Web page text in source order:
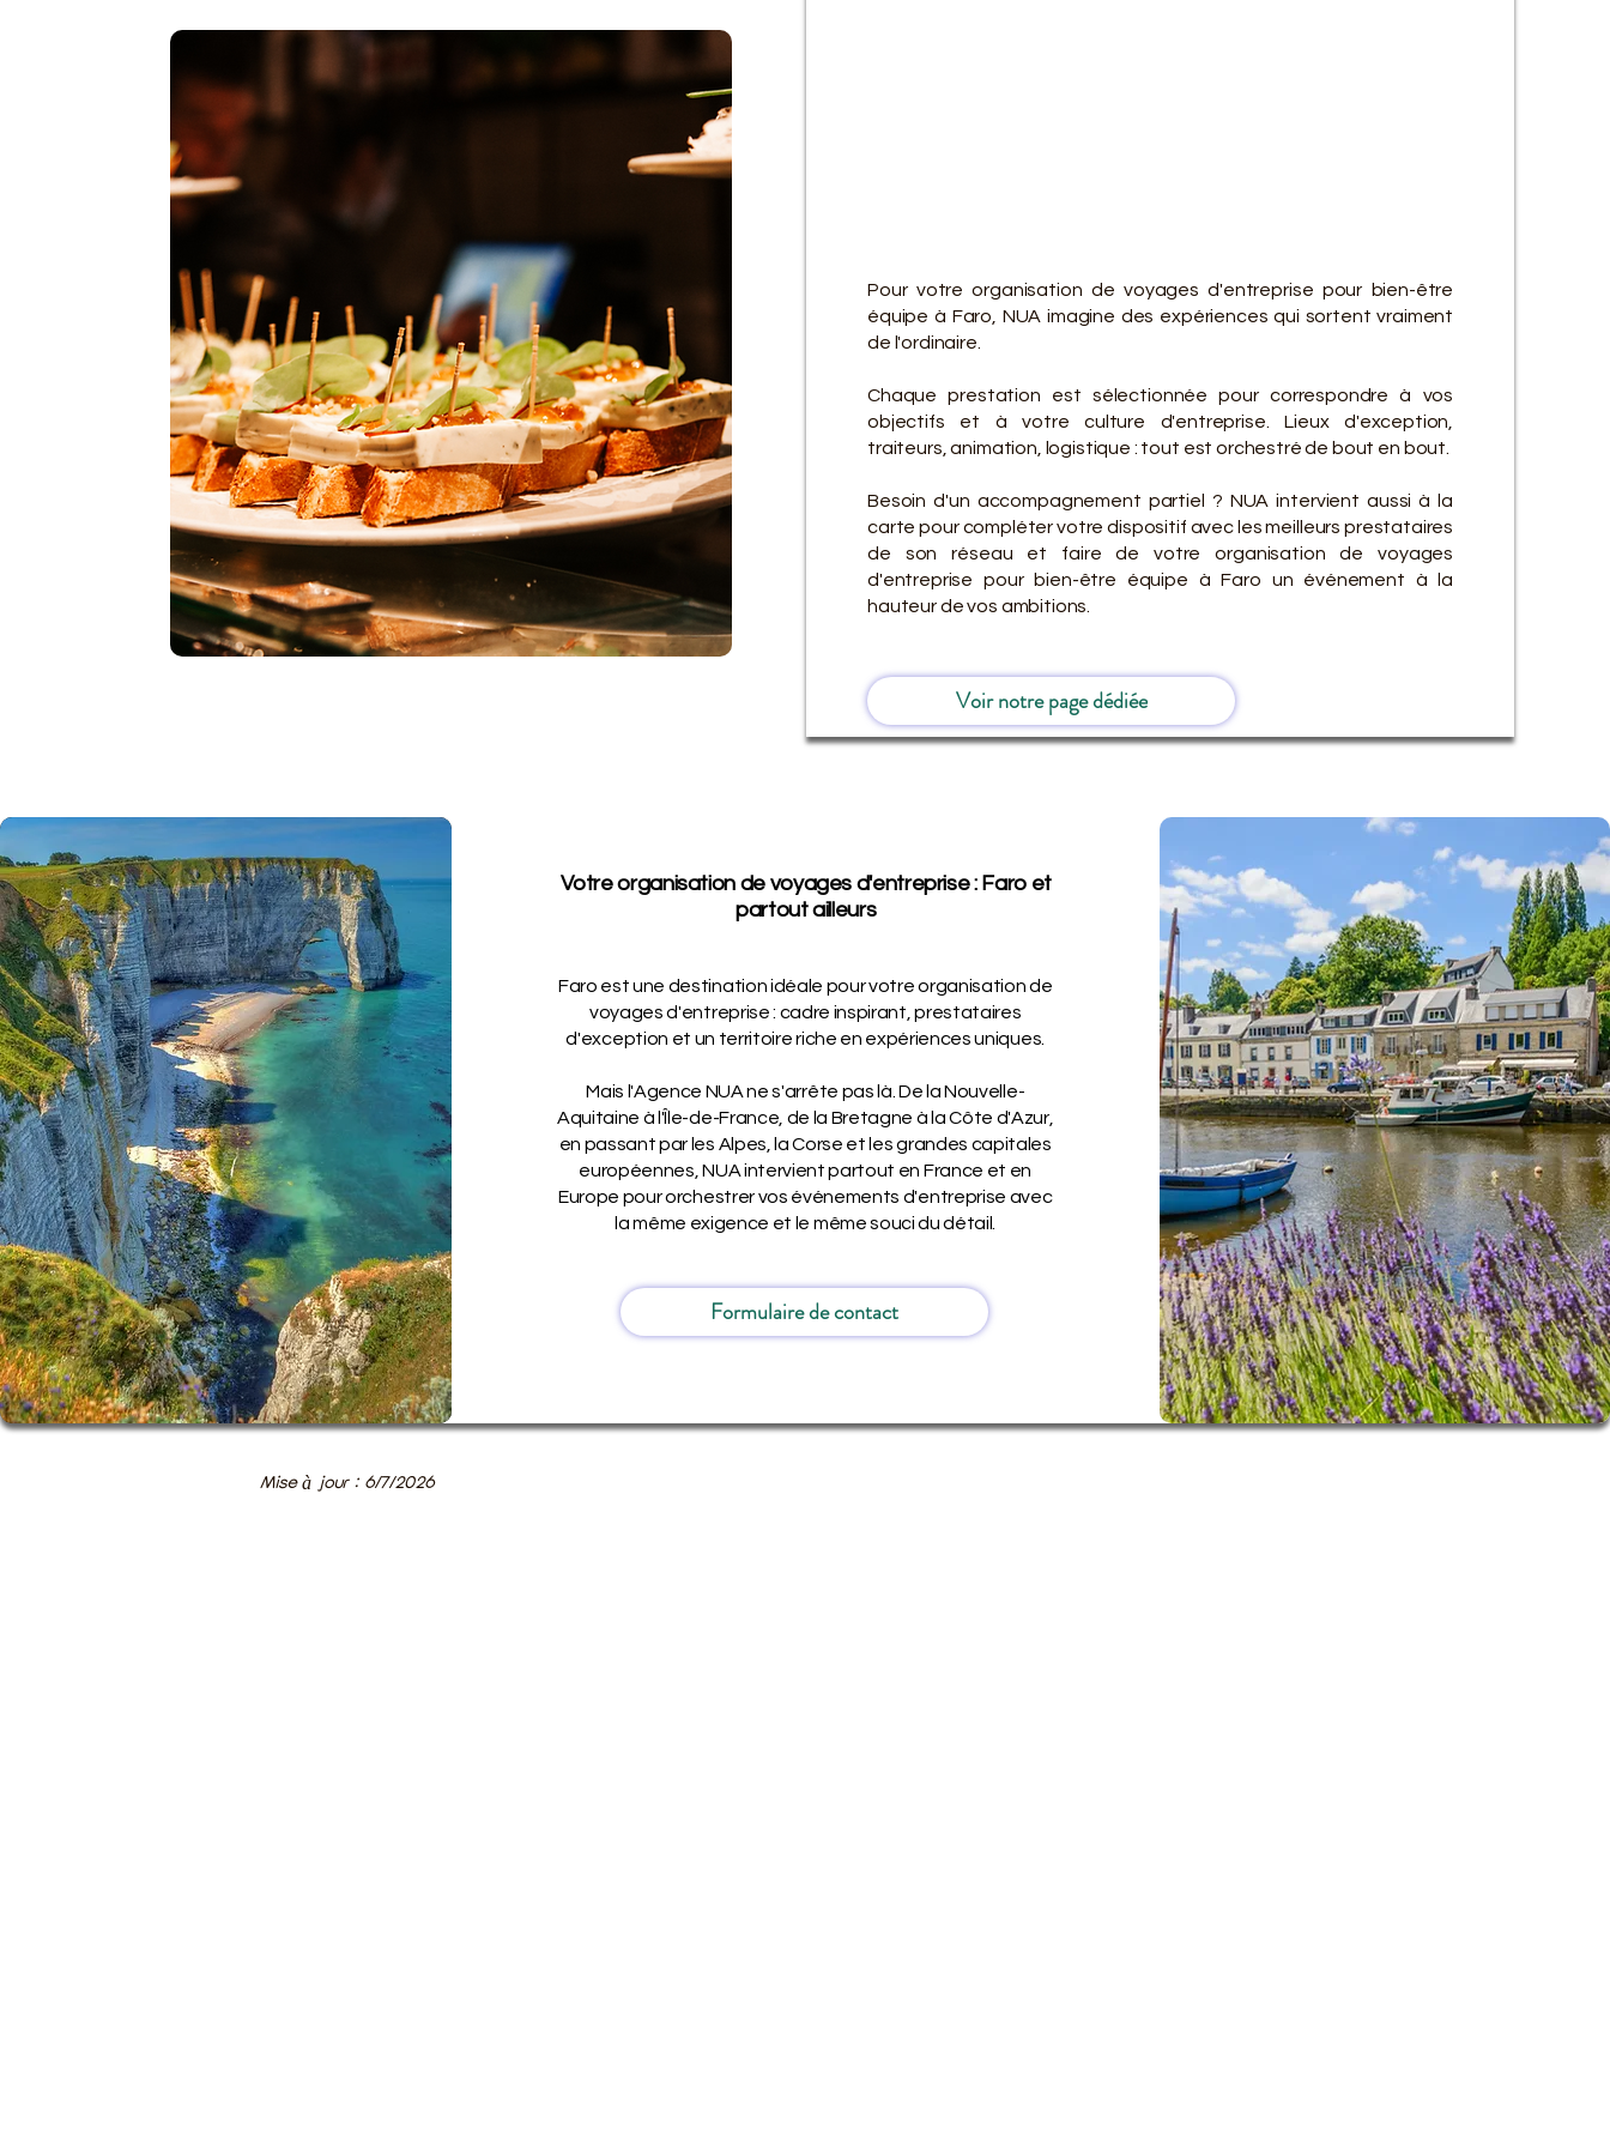
DES
DES
Pour votre organisation de voyages d'entreprise pour bien-être
équipe à Faro, NUA imagine des expériences qui sortent vraiment
de l'ordinaire.
Chaque prestation est sélectionnée pour correspondre à vos
objectifs et à votre culture d'entreprise. Lieux d'exception,
traiteurs, animation, logistique : tout est orchestré de bout en bout.
Besoin d'un accompagnement partiel ? NUA intervient aussi à la
carte pour compléter votre dispositif avec les meilleurs prestataires
de son réseau et faire de votre organisation de voyages
d'entreprise pour bien-être équipe à Faro un événement à la
hauteur de vos ambitions.
Voir notre page dédiée
Votre organisation de voyages d'entreprise : Faro et
partout ailleurs
Faro est une destination idéale pour votre organisation de
voyages d'entreprise : cadre inspirant, prestataires
d'exception et un territoire riche en expériences uniques.
Mais l'Agence NUA ne s'arrête pas là. De la Nouvelle-
Aquitaine à l'Île-de-France, de la Bretagne à la Côte d'Azur,
en passant par les Alpes, la Corse et les grandes capitales
européennes, NUA intervient partout en France et en
Europe pour orchestrer vos événements d'entreprise avec
la même exigence et le même souci du détail.
Formulaire de contact
Mise à jour : 6/7/2026